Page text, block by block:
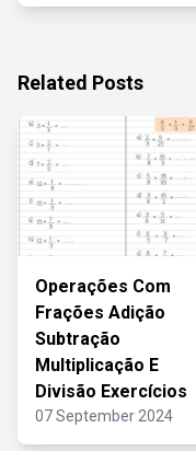
Related Posts
Operações Com
Frações Adição
Subtração
Multiplicação E
Divisão Exercícios
07 September 2024